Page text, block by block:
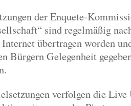
der Enquete-
sind regelmäßig
übertragen worden
Bürgern Gelegenheit
verfolgen die Live